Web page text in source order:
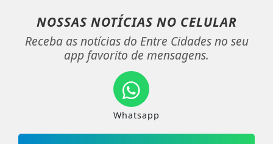
NOSSAS NOTÍCIAS NO CELULAR
Receba as notícias do Entre Cidades no seu
app favorito de mensagens.
Whatsapp